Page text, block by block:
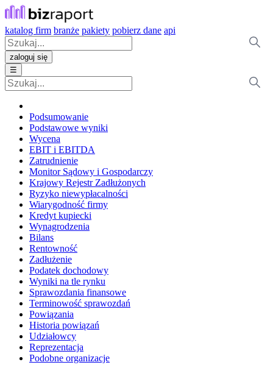
katalog firm branże pakiety pobierz dane api
zaloguj się
☰
Podsumowanie
Podstawowe wyniki
Wycena
EBIT i EBITDA
Zatrudnienie
Monitor Sądowy i Gospodarczy
Krajowy Rejestr Zadłużonych
Ryzyko niewypłacalności
Wiarygodność firmy
Kredyt kupiecki
Wynagrodzenia
Bilans
Rentowność
Zadłużenie
Podatek dochodowy
Wyniki na tle rynku
Sprawozdania finansowe
Terminowość sprawozdań
Powiązania
Historia powiązań
Udziałowcy
Reprezentacja
Podobne organizacje